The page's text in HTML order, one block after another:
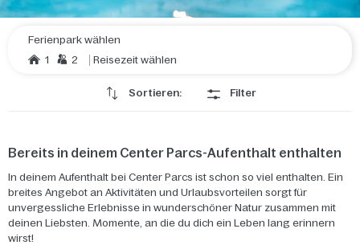
Ferienpark wählen
1
2 Reisezeit wählen
Sortieren: Filter
Bereits in deinem Center Parcs-Aufenthalt enthalten
In deinem Aufenthalt bei Center Parcs ist schon so viel enthalten. Ein
breites Angebot an Aktivitäten und Urlaubsvorteilen sorgt für
unvergessliche Erlebnisse in wunderschöner Natur zusammen mit
deinen Liebsten. Momente, an die du dich ein Leben lang erinnern
wirst!